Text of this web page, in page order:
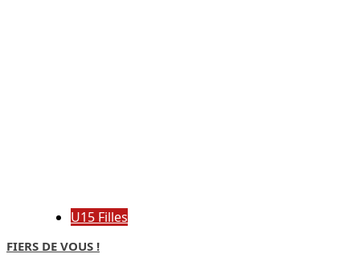
U15 Filles
FIERS DE VOUS !